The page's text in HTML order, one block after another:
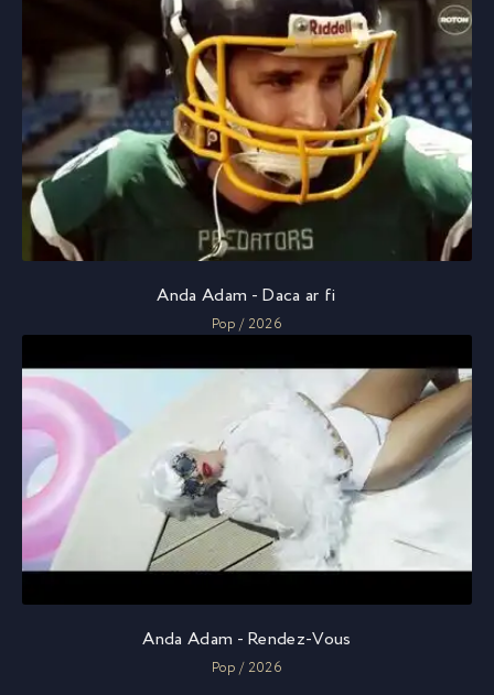
Anda Adam - Daca ar fi
Pop / 2026
Anda Adam - Rendez-Vous
Pop / 2026